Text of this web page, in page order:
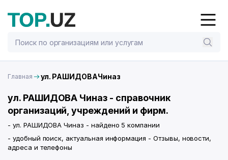
Главная ул. РАШИДОВАЧиназ
ул. РАШИДОВА Чиназ - справочник
организаций, учреждений и фирм.
- ул. РАШИДОВА Чиназ - найдено 5 компании
- удобный поиск, актуальная информация - Отзывы, новости,
адреса и телефоны